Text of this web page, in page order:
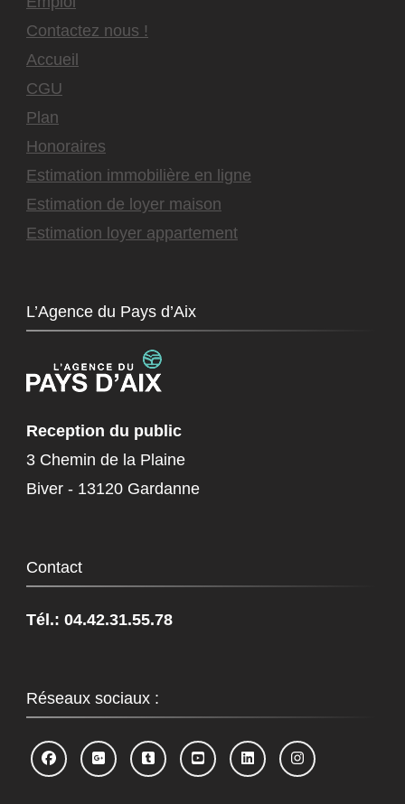
Contactez nous !
Accueil
CGU
Plan
Honoraires
Estimation immobilière en ligne
Estimation de loyer maison
Estimation loyer appartement
L’Agence du Pays d’Aix
Reception du public
3 Chemin de la Plaine
Biver - 13120 Gardanne
Contact
Tél.: 04.42.31.55.78
Réseaux sociaux :